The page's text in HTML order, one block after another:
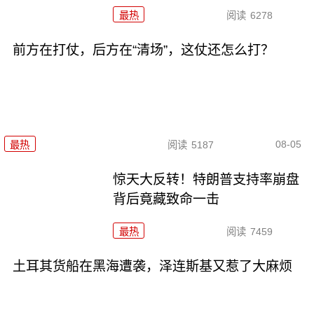
最热 阅读 6278
前方在打仗，后方在“清场”，这仗还怎么打？
最热 阅读 5187 08-05
惊天大反转！特朗普支持率崩盘
背后竟藏致命一击
最热 阅读 7459
土耳其货船在黑海遭袭，泽连斯基又惹了大麻烦